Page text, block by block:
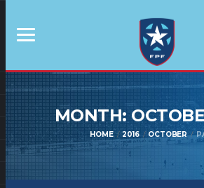
MONTH:
HOME 2016 OCTOBER